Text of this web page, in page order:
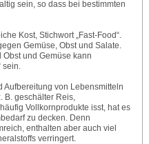
sein, so dass bei bestimmten
Kost, Stichwort „Fast-Food“.
Gemüse, Obst und Salate.
und Gemüse kann
Aufbereitung von Lebensmitteln
B. geschälter Reis,
Vollkornprodukte isst, hat es
zu decken. Denn
enthalten aber auch viel
verringert.